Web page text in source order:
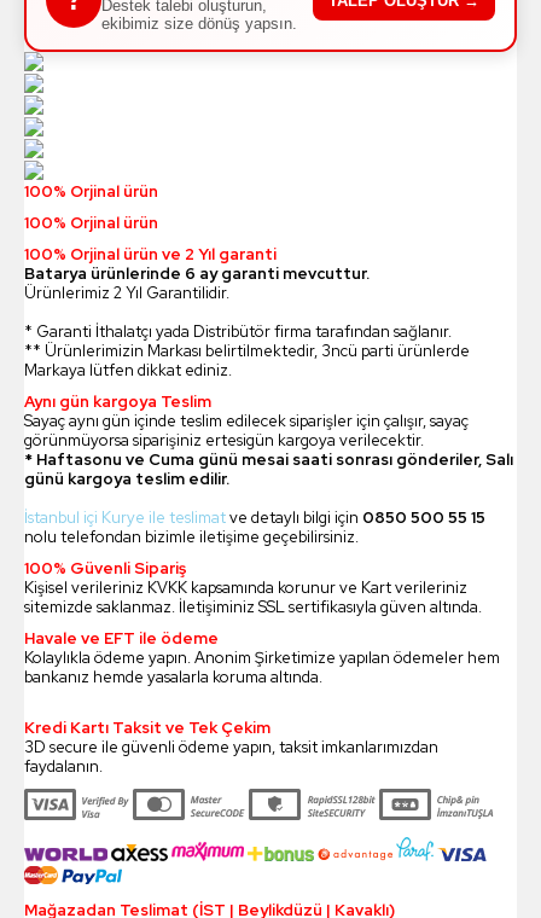
Destek talebi oluşturun,
ekibimiz size dönüş yapsın.
100% Orjinal ürün
100% Orjinal ürün
100% Orjinal ürün ve 2 Yıl garanti
Batarya ürünlerinde 6 ay garanti mevcuttur.
Ürünlerimiz 2 Yıl Garantilidir.
* Garanti İthalatçı yada Distribütör firma tarafından sağlanır.
** Ürünlerimizin Markası belirtilmektedir, 3ncü parti ürünlerde
Markaya lütfen dikkat ediniz.
Aynı gün kargoya Teslim
Sayaç aynı gün içinde teslim edilecek siparişler için çalışır, sayaç
görünmüyorsa siparişiniz ertesigün kargoya verilecektir.
* Haftasonu ve Cuma günü mesai saati sonrası gönderiler, Salı
günü kargoya teslim edilir.
İstanbul içi Kurye ile teslimatve detaylı bilgi için 0850 500 55 15
nolu telefondan bizimle iletişime geçebilirsiniz.
100% Güvenli Sipariş
Kişisel verileriniz KVKK kapsamında korunur ve Kart verileriniz
sitemizde saklanmaz. İletişiminiz SSL sertifikasıyla güven altında.
Havale ve EFT ile ödeme
Kolaylıkla ödeme yapın. Anonim Şirketimize yapılan ödemeler hem
bankanız hemde yasalarla koruma altında.
Kredi Kartı Taksit ve Tek Çekim
3D secure ile güvenli ödeme yapın, taksit imkanlarımızdan
faydalanın.
Mağazadan Teslimat (İST | Beylikdüzü | Kavaklı)